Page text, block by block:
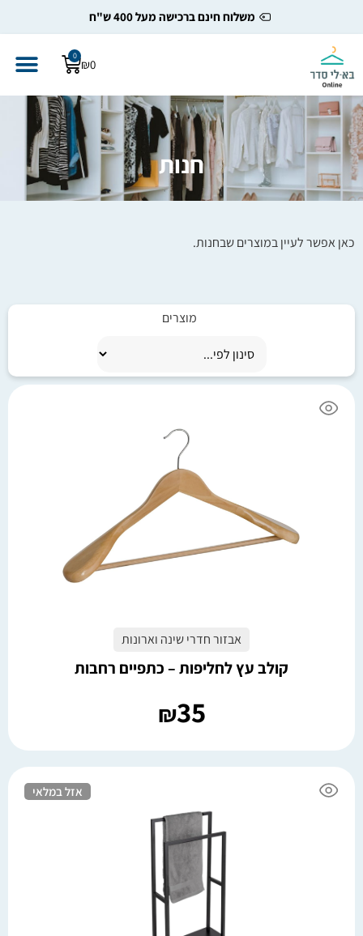
משלוח חינם ברכישה מעל 400 ש"ח
₪
0
חנות
כאן אפשר לעיין במוצרים שבחנות.
מוצרים
אבזור חדרי שינה וארונות
קולב עץ לחליפות – כתפיים רחבות
₪35
אזל במלאי